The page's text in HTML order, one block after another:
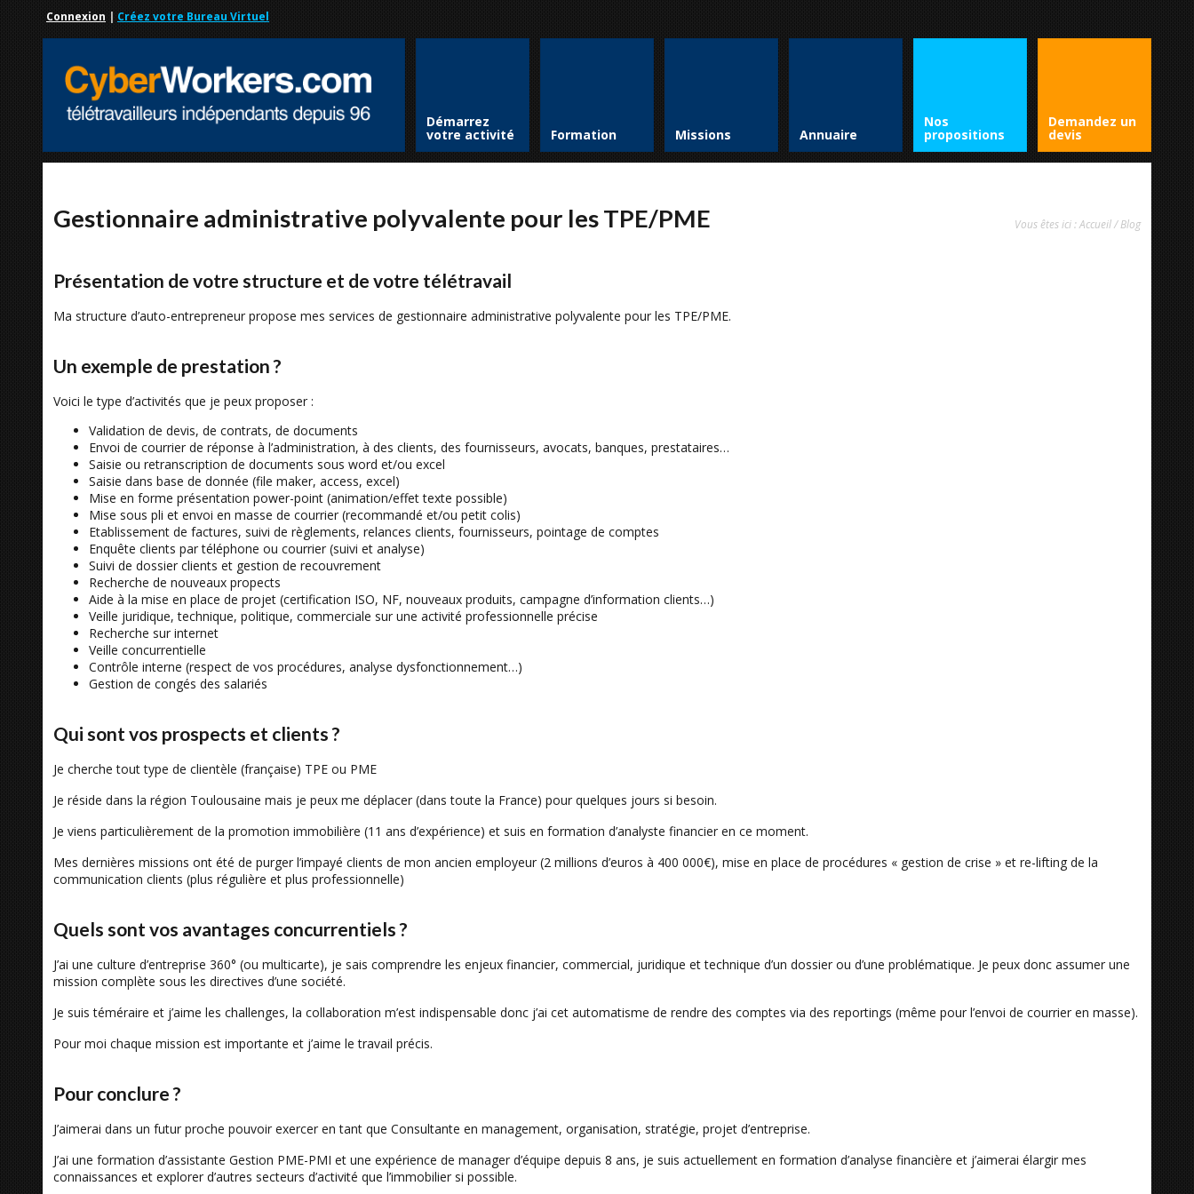
Connexion | Créez votre Bureau Virtuel
Démarrez
votre activité Formation Missions Annuaire
Nos
propositions
Demandez un
devis
Gestionnaire administrative polyvalente pour les TPE/PME Vous êtes ici :Accueil/Blog
Présentation de votre structure et de votre télétravail
Ma structure d’auto-entrepreneur propose mes services de gestionnaire administrative polyvalente pour les TPE/PME.
Un exemple de prestation ?
Voici le type d’activités que je peux proposer :
Validation de devis, de contrats, de documents
Envoi de courrier de réponse à l’administration, à des clients, des fournisseurs, avocats, banques, prestataires…
Saisie ou retranscription de documents sous word et/ou excel
Saisie dans base de donnée (file maker, access, excel)
Mise en forme présentation power-point (animation/effet texte possible)
Mise sous pli et envoi en masse de courrier (recommandé et/ou petit colis)
Etablissement de factures, suivi de règlements, relances clients, fournisseurs, pointage de comptes
Enquête clients par téléphone ou courrier (suivi et analyse)
Suivi de dossier clients et gestion de recouvrement
Recherche de nouveaux propects
Aide à la mise en place de projet (certification ISO, NF, nouveaux produits, campagne d’information clients…)
Veille juridique, technique, politique, commerciale sur une activité professionnelle précise
Recherche sur internet
Veille concurrentielle
Contrôle interne (respect de vos procédures, analyse dysfonctionnement…)
Gestion de congés des salariés
Qui sont vos prospects et clients ?
Je cherche tout type de clientèle (française) TPE ou PME
Je réside dans la région Toulousaine mais je peux me déplacer (dans toute la France) pour quelques jours si besoin.
Je viens particulièrement de la promotion immobilière (11 ans d’expérience) et suis en formation d’analyste financier en ce moment.
Mes dernières missions ont été de purger l’impayé clients de mon ancien employeur (2 millions d’euros à 400 000€), mise en place de procédures « gestion de crise » et re-lifting de la
communication clients (plus régulière et plus professionnelle)
Quels sont vos avantages concurrentiels ?
J’ai une culture d’entreprise 360° (ou multicarte), je sais comprendre les enjeux financier, commercial, juridique et technique d’un dossier ou d’une problématique. Je peux donc assumer une
mission complète sous les directives d’une société.
Je suis téméraire et j’aime les challenges, la collaboration m’est indispensable donc j’ai cet automatisme de rendre des comptes via des reportings (même pour l’envoi de courrier en masse).
Pour moi chaque mission est importante et j’aime le travail précis.
Pour conclure ?
J’aimerai dans un futur proche pouvoir exercer en tant que Consultante en management, organisation, stratégie, projet d’entreprise.
J’ai une formation d’assistante Gestion PME-PMI et une expérience de manager d’équipe depuis 8 ans, je suis actuellement en formation d’analyse financière et j’aimerai élargir mes
connaissances et explorer d’autres secteurs d’activité que l’immobilier si possible.